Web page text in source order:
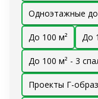
Одноэтажные
До 100 м² До
До 100 м² - 3
Проекты Г-